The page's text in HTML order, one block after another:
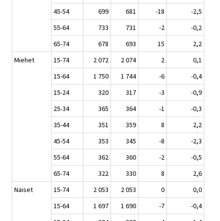
45-54
699 681 -18
-2,5
55-64
733 731 -2
-0,2
65-74
678 693 15
2,2
Miehet
15-74 2 072 2 074 2
0,1
15-64
1 750 1 744 -6
-0,4
15-24
320 317 -3
-0,9
25-34
365 364 -1
-0,3
35-44
351 359 8
2,2
45-54
353 345 -8
-2,3
55-64
362 360 -2
-0,5
65-74
322 330 8
2,6
Naiset
15-74 2 053 2 053 0
0,0
15-64
1 697 1 690 -7
-0,4